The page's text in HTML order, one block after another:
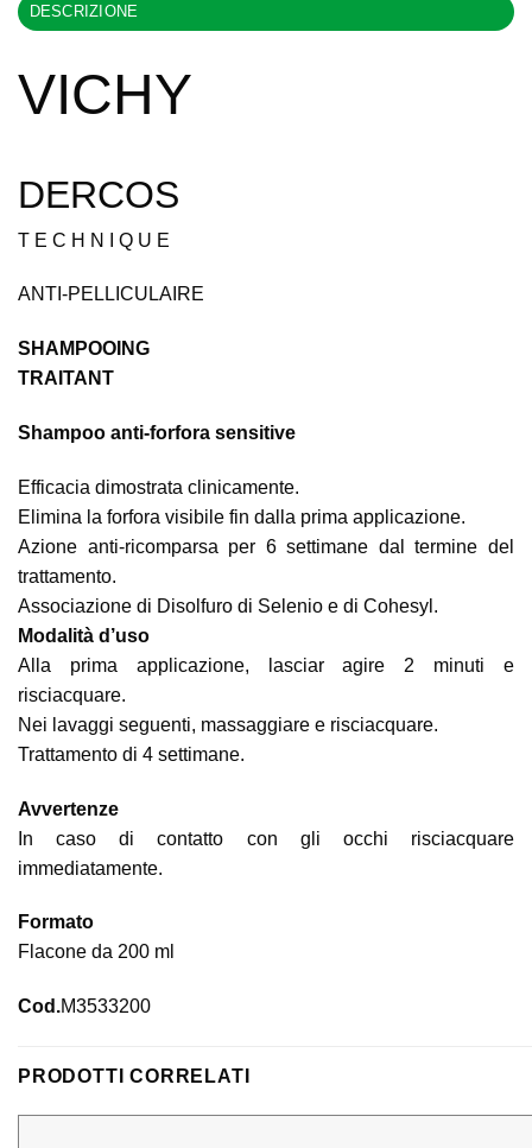
DESCRIZIONE
VICHY
DERCOS
T E C H N I Q U E
ANTI-PELLICULAIRE
SHAMPOOING
TRAITANT
Shampoo anti-forfora sensitive
Efficacia dimostrata clinicamente.
Elimina la forfora visibile fin dalla prima applicazione.
Azione anti-ricomparsa per 6 settimane dal termine del
trattamento.
Associazione di Disolfuro di Selenio e di Cohesyl.
Modalità d’uso
Alla prima applicazione, lasciar agire 2 minuti e
risciacquare.
Nei lavaggi seguenti, massaggiare e risciacquare.
Trattamento di 4 settimane.
Avvertenze
In caso di contatto con gli occhi risciacquare
immediatamente.
Formato
Flacone da 200 ml
Cod.M3533200
PRODOTTI CORRELATI